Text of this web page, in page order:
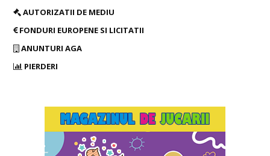
AUTORIZATII DE MEDIU
FONDURI EUROPENE SI LICITATII
ANUNTURI AGA
PIERDERI